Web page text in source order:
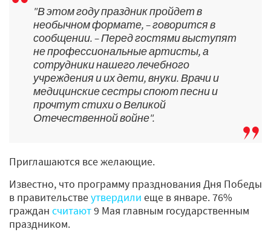
"В этом году праздник пройдет в
необычном формате, – говорится в
сообщении. – Перед гостями выступят
не профессиональные артисты, а
сотрудники нашего лечебного
учреждения и их дети, внуки. Врачи и
медицинские сестры споют песни и
прочтут стихи о Великой
Отечественной войне".
Приглашаются все желающие.
Известно, что программу празднования Дня Победы
в правительствеутвердили еще в январе. 76%
граждан считают9 Мая главным государственным
праздником.